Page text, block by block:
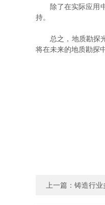
除了在实际应用中
持。
总之，地质勘探光
将在未来的地质勘探
上一篇： 铸造行业